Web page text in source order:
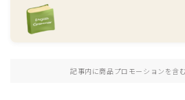
ロードマップ
記事内に商品プロモーションを含